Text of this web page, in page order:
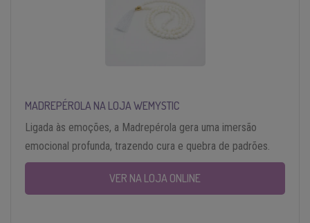
MADREPÉROLA NA LOJA WEMYSTIC
Ligada às emoções, a Madrepérola gera uma imersão
emocional profunda, trazendo cura e quebra de padrões.
VER NA LOJA ONLINE